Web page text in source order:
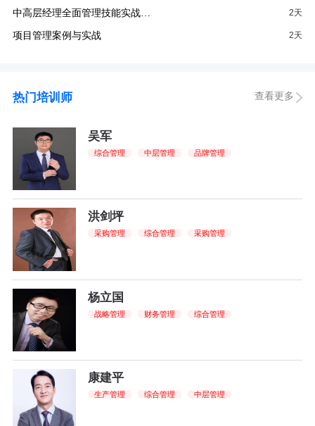
中高层经理全面管理技能实战… 2天
项目管理案例与实战 2天
热门培训师 查看更多
吴军
综合管理 中层管理 品牌管理
洪剑坪
采购管理 综合管理 采购管理
杨立国
战略管理 财务管理 综合管理
康建平
生产管理 综合管理 中层管理